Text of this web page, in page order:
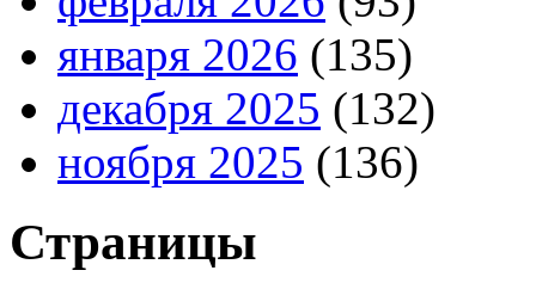
января 2026 (135)
декабря 2025 (132)
ноября 2025 (136)
Страницы